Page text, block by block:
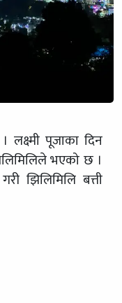
लक्ष्मी पूजाका दिन
भएको छ ।
झिलिमिलि बत्ती